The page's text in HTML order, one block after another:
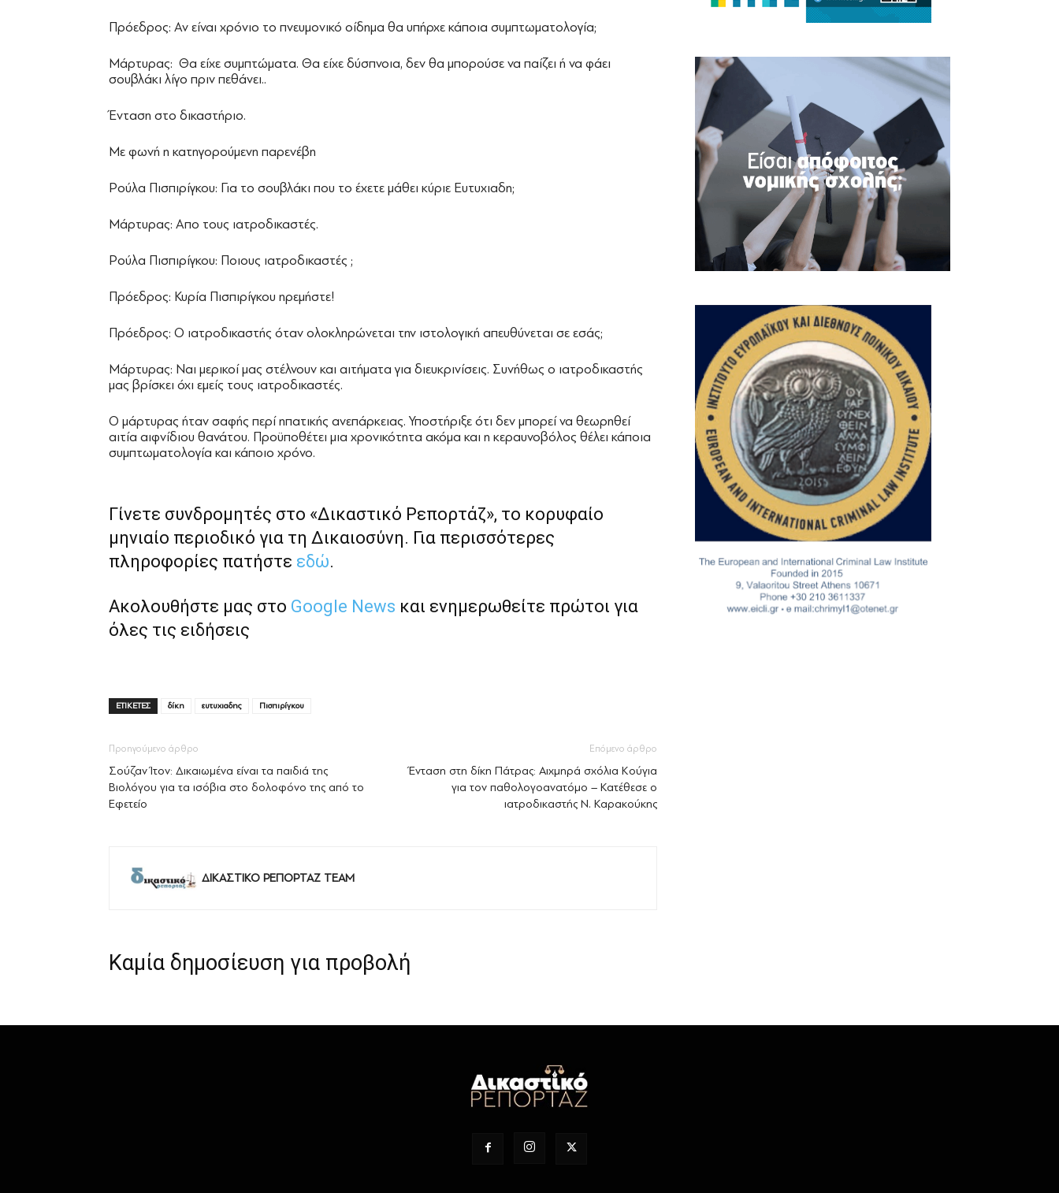
Πρόεδρος: Αν είναι χρόνιο το πνευμονικό οίδημα θα υπήρχε κάποια συμπτωματολογία;
Μάρτυρας: Θα είχε συμπτώματα. Θα είχε δύσπνοια, δεν θα μπορούσε να παίζει ή να φάει
σουβλάκι λίγο πριν πεθάνει..
Ένταση στο δικαστήριο.
Με φωνή η κατηγορούμενη παρενέβη
Ρούλα Πισπιρίγκου: Για το σουβλάκι που το έχετε μάθει κύριε Ευτυχιαδη;
Μάρτυρας: Απο τους ιατροδικαστές.
Ρούλα Πισπιρίγκου: Ποιους ιατροδικαστές ;
Πρόεδρος: Κυρία Πισπιρίγκου ηρεμήστε!
Πρόεδρος: Ο ιατροδικαστής όταν ολοκληρώνεται την ιστολογική απευθύνεται σε εσάς;
Μάρτυρας: Ναι μερικοί μας στέλνουν και αιτήματα για διευκρινίσεις. Συνήθως ο ιατροδικαστής
μας βρίσκει όχι εμείς τους ιατροδικαστές.
Ο μάρτυρας ήταν σαφής περί ηπατικής ανεπάρκειας. Υποστήριξε ότι δεν μπορεί να θεωρηθεί
αιτία αιφνίδιου θανάτου. Προϋποθέτει μια χρονικότητα ακόμα και η κεραυνοβόλος θέλει κάποια
συμπτωματολογία και κάποιο χρόνο.
Γίνετε συνδρομητές στο «Δικαστικό Ρεπορτάζ», το κορυφαίο
μηνιαίο περιοδικό για τη Δικαιοσύνη. Για περισσότερες
πληροφορίες πατήστε εδώ.
Ακολουθήστε μας στο Google News και ενημερωθείτε πρώτοι για
όλες τις ειδήσεις
ΕΤΙΚΕΤΕΣ δίκη ευτυχιαδης Πισπιρίγκου
Προηγούμενο άρθρο
Σούζαν Ίτον: Δικαιωμένα είναι τα παιδιά της
Βιολόγου για τα ισόβια στο δολοφόνο της από το
Εφετείο
Επόμενο άρθρο
Ένταση στη δίκη Πάτρας: Αιχμηρά σχόλια Κούγια
για τον παθολογοανατόμο – Κατέθεσε ο
ιατροδικαστής Ν. Καρακούκης
ΔΙΚΑΣΤΙΚΟ ΡΕΠΟΡΤΑΖ TEAM
Καμία δημοσίευση για προβολή